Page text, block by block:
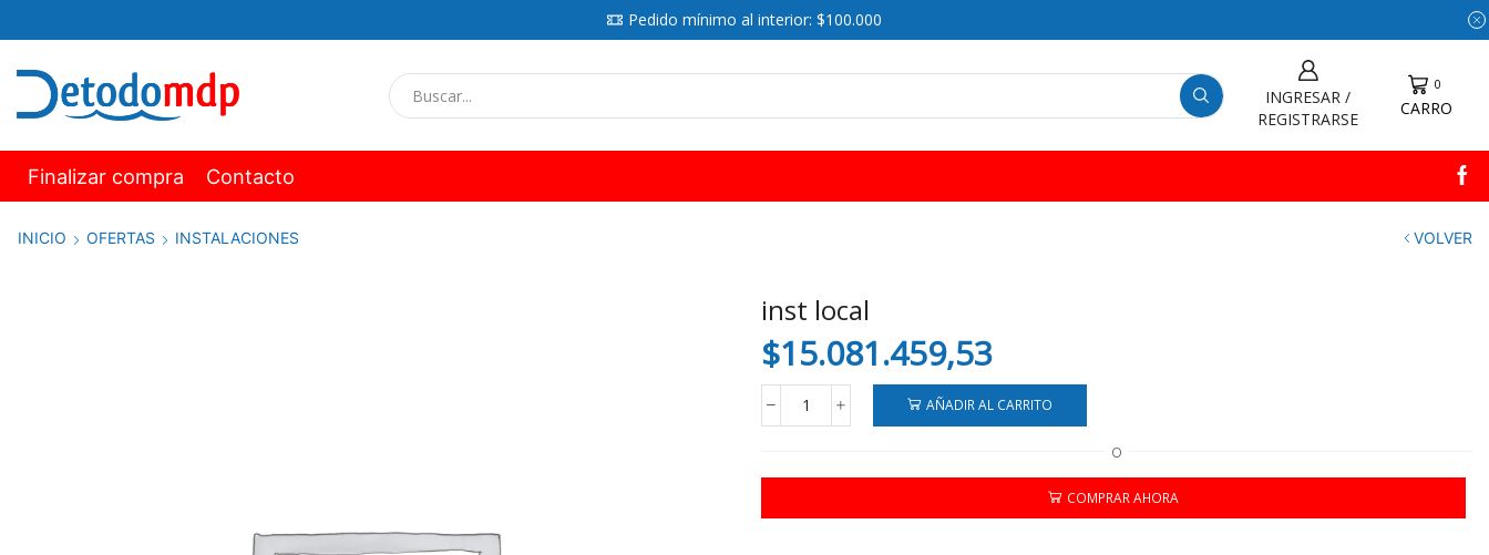
Pedido mínimo al interior: $100.000
INGRESAR /
REGISTRARSE
0
CARRO
Finalizar compra Contacto
INICIO OFERTAS INSTALACIONES VOLVER
inst local
$15.081.459,53
inst
AÑADIR AL CARRITO
O
COMPRAR AHORA